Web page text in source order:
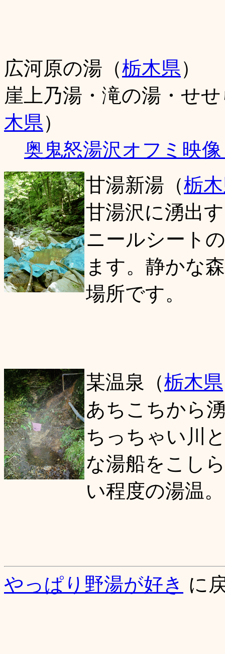
広河原の湯（栃木県）
崖上乃湯・滝の湯・せ
木県）
奥鬼怒湯沢オフミ映
甘湯新湯（栃
甘湯沢に湧出
ニールシート
ます。静かな
場所です。
某温泉（栃木県
あちこちから
ちっちゃい川
な湯船をこし
い程度の湯温。
やっぱり野湯が好き に